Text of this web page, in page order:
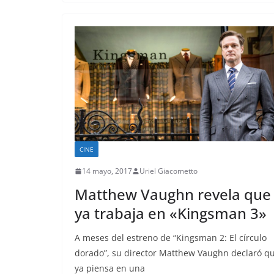
CINE
14 mayo, 2017 Uriel Giacometto
Matthew Vaughn revela que
ya trabaja en «Kingsman 3»
A meses del estreno de “Kingsman 2: El círculo
dorado”, su director Matthew Vaughn declaró
ya piensa en una